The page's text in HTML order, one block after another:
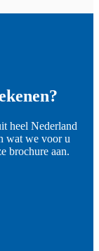
heel Nederland
wat we voor u
brochure aan.